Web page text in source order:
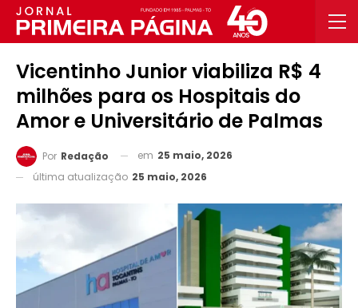
Vicentinho Junior viabiliza R$ 4
milhões para os Hospitais do
Amor e Universitário de Palmas
Por Redação em 25 maio, 2026
última atualização 25 maio, 2026